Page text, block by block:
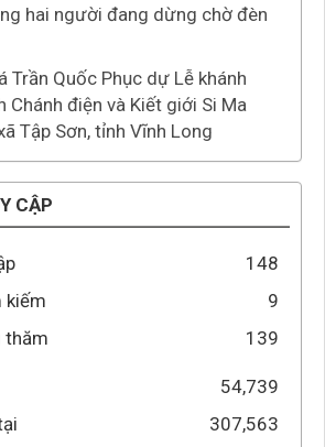
hai người đang dừng chờ đèn
Trần Quốc Phục dự Lễ khánh
Chánh điện và Kiết giới Si Ma
Tập Sơn, tỉnh Vĩnh Long
CẬP
148
kiếm
9
thăm
139
54,739
307,563